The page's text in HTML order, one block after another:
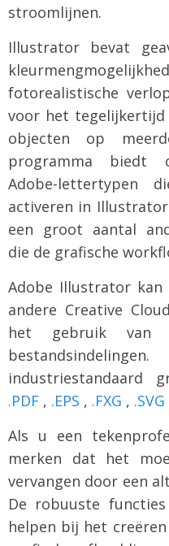
stroomlijnen.
Illustrator bevat
fotorealistische
voor het tegelijkertijd
objecten op
programma biedt
Adobe-lettertypen
activeren in
een groot aantal
die de grafische
Adobe Illustrator
andere Creative
het gebruik van
industriestandaard
.PDF , .EPS , .FXG , .SVG
Als u een
merken dat het
vervangen door een
De robuuste
helpen bij het